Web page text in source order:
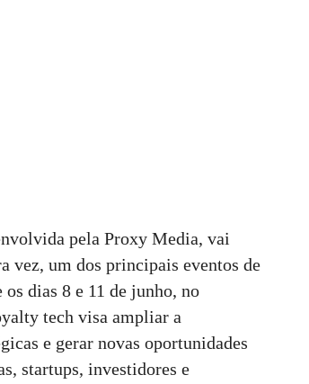
pela Proxy Media, vai
vez, um dos principais eventos de
dias 8 e 11 de junho, no
tech visa ampliar a
e gerar novas oportunidades
startups, investidores e